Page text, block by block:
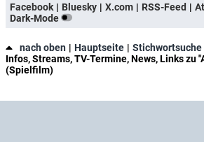
Facebook
Bluesky X.com RSS-Feed
Dark-Mode
nach oben Hauptseite Stichwortsuche
Infos, Streams, TV-Termine, News, Links zu
(Spielfilm)